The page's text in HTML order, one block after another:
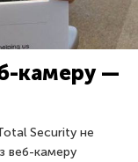
камеру —
Security не
веб-камеру